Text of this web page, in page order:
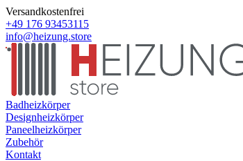
Versandkostenfrei
+49 176 93453115
info@heizung.store
Badheizkörper
Designheizkörper
Paneelheizkörper
Zubehör
Kontakt